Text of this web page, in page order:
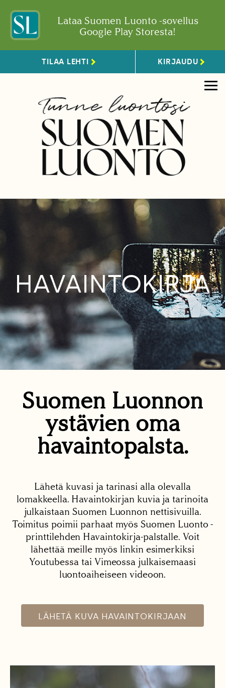
Lataa Suomen Luonto -sovellus
Google Play Storesta!
TILAA LEHTI KIRJAUDU
HAVAINTOKIRJA
Suomen Luonnon
ystävien oma
havaintopalsta.
Lähetä kuvasi ja tarinasi alla olevalla
lomakkeella. Havaintokirjan kuvia ja tarinoita
julkaistaan Suomen Luonnon nettisivuilla.
Toimitus poimii parhaat myös Suomen Luonto -
printtilehden Havaintokirja-palstalle. Voit
lähettää meille myös linkin esimerkiksi
Youtubessa tai Vimeossa julkaisemaasi
luontoaiheiseen videoon.
LÄHETÄ KUVA HAVAINTOKIRJAAN